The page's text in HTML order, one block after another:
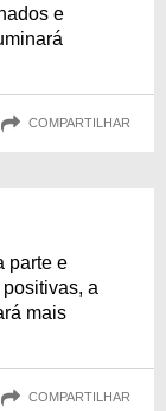
e
COMPARTILHAR
parte e
a
mais
COMPARTILHAR